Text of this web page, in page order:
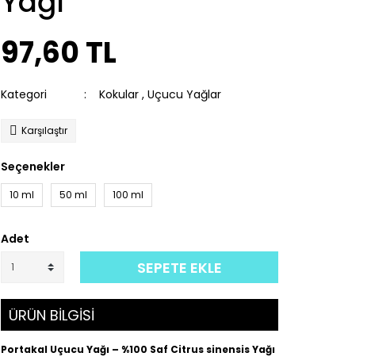
97,60 TL
Kategori Kokular , Uçucu Yağlar
Karşılaştır
Seçenekler
10 ml 50 ml 100 ml
Adet
SEPETE EKLE
ÜRÜN BİLGİSİ
Portakal Uçucu Yağı – %100 Saf Citrus sinensis Yağı